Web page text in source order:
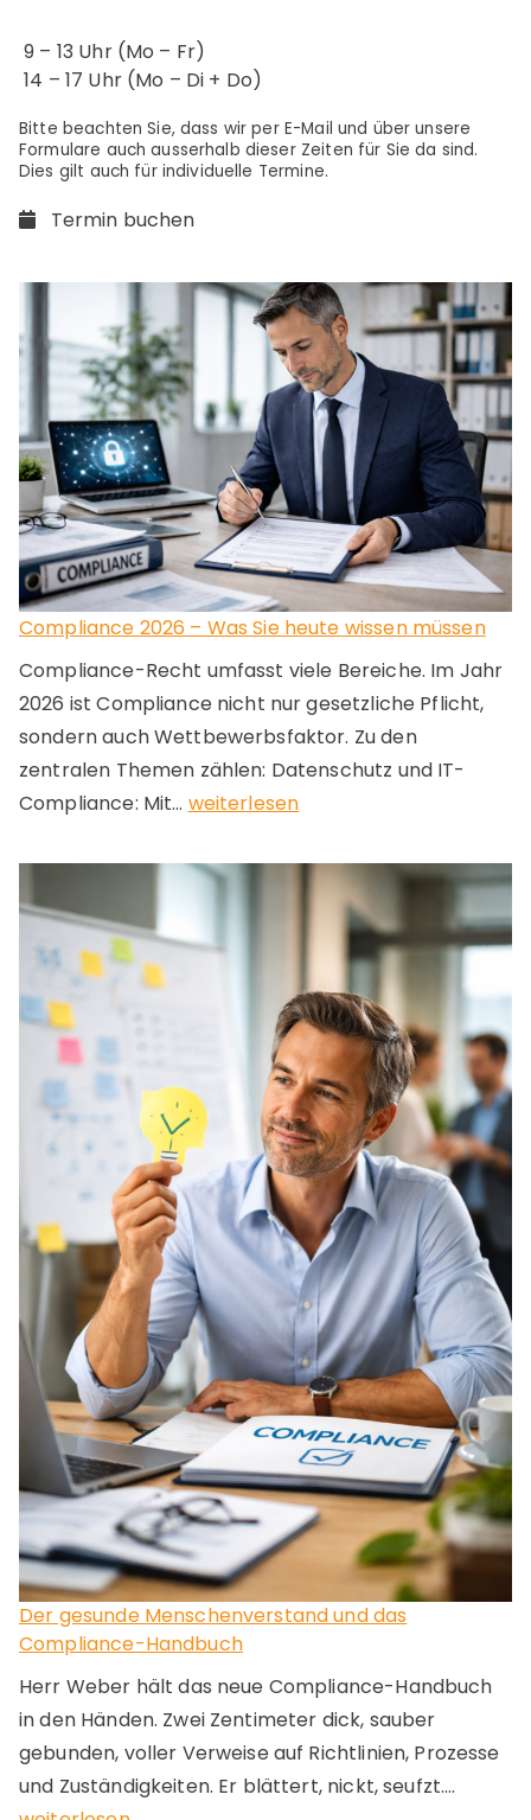
9 – 13 Uhr (Mo – Fr)
14 – 17 Uhr (Mo – Di + Do)
Bitte beachten Sie, dass wir per E-Mail und über unsere
Formulare auch ausserhalb dieser Zeiten für Sie da sind.
Dies gilt auch für individuelle Termine.
Termin buchen
Compliance 2026 – Was Sie heute wissen müssen
Compliance-Recht umfasst viele Bereiche. Im Jahr
2026 ist Compliance nicht nur gesetzliche Pflicht,
sondern auch Wettbewerbsfaktor. Zu den
zentralen Themen zählen: Datenschutz und IT-
Compliance: Mit… C
m
i
2
0
2
–
W
a
s
S
i
e
h
e
u
t
e
w
i
s
s
e
n
m
ü
s
s
weiterlesen
Der gesunde Menschenverstand und das
Compliance-Handbuch
Herr Weber hält das neue Compliance-Handbuch
in den Händen. Zwei Zentimeter dick, sauber
gebunden, voller Verweise auf Richtlinien, Prozesse
und Zuständigkeiten. Er blättert, nickt, seufzt.…